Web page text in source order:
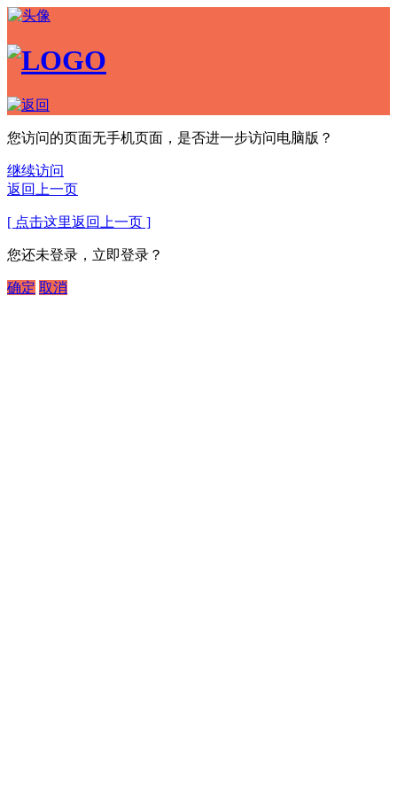
您访问的页面无手机页面，是否进一步访问电脑版？
继续访问
返回上一页
[ 点击这里返回上一页 ]
您还未登录，立即登录？
确定 取消